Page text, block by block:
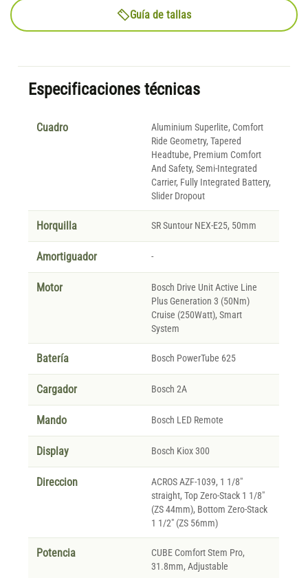
Guía de tallas
Especificaciones técnicas
Cuadro
Aluminium Superlite, Comfort
Ride Geometry, Tapered
Headtube, Premium Comfort
And Safety, Semi-Integrated
Carrier, Fully Integrated Battery,
Slider Dropout
Horquilla SR Suntour NEX-E25, 50mm
Amortiguador -
Motor
Bosch Drive Unit Active Line
Plus Generation 3 (50Nm)
Cruise (250Watt), Smart
System
Batería Bosch PowerTube 625
Cargador Bosch 2A
Mando Bosch LED Remote
Display Bosch Kiox 300
Direccion
ACROS AZF-1039, 1 1/8"
straight, Top Zero-Stack 1 1/8"
(ZS 44mm), Bottom Zero-Stack
1 1/2" (ZS 56mm)
Potencia
CUBE Comfort Stem Pro,
31.8mm, Adjustable